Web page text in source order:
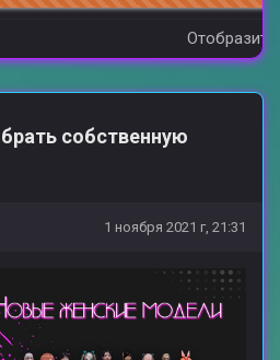
собственную
1 ноября 2021 г, 21:31